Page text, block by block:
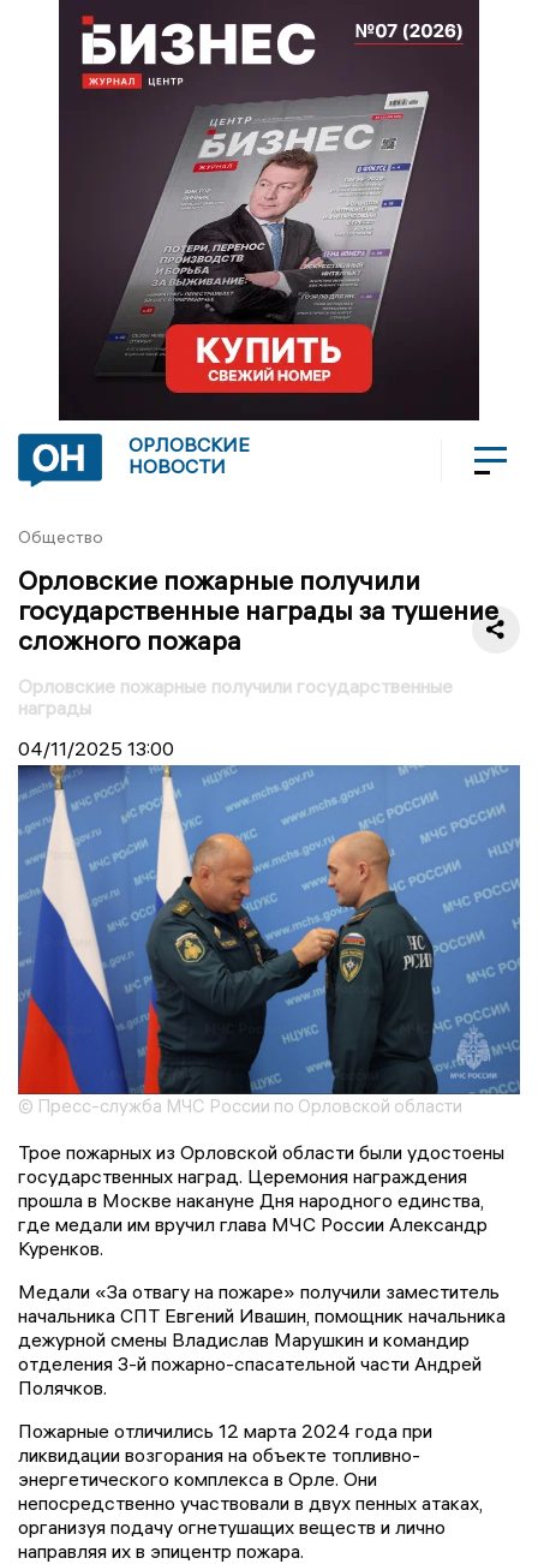
ОРЛОВСКИЕ
НОВОСТИ
Общество
Орловские пожарные получили
государственные награды за тушение
сложного пожара
Орловские пожарные получили государственные
награды
04/11/2025 13:00
© Пресс-служба МЧС России по Орловской области
Трое пожарных из Орловской области были удостоены
государственных наград. Церемония награждения
прошла в Москве накануне Дня народного единства,
где медали им вручил глава МЧС России Александр
Куренков.
Медали «За отвагу на пожаре» получили заместитель
начальника СПТ Евгений Ивашин, помощник начальника
дежурной смены Владислав Марушкин и командир
отделения 3-й пожарно-спасательной части Андрей
Полячков.
Пожарные отличились 12 марта 2024 года при
ликвидации возгорания на объекте топливно-
энергетического комплекса в Орле. Они
непосредственно участвовали в двух пенных атаках,
организуя подачу огнетушащих веществ и лично
направляя их в эпицентр пожара.